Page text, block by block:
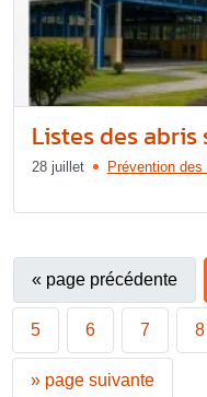
Listes des abris
28 juillet Prévention des
« page précédente
5 6 7 8
» page suivante